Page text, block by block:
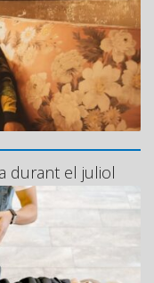
durant el juliol